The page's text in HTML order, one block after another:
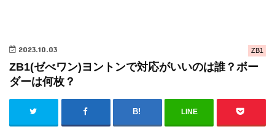
ZB1
2023.10.03
ZB1(ゼべワン)ヨントンで対応がいいのは誰？ボー
ダーは何枚？
LINE